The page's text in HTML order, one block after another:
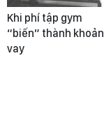
Khi phí tập gym
“biến” thành khoản
vay